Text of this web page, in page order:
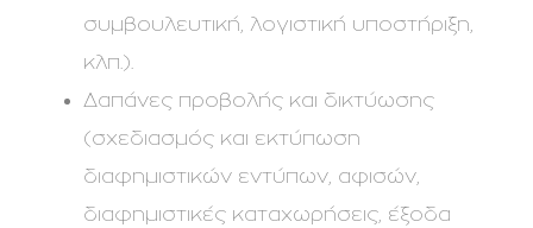
συμβουλευτική, λογιστική υποστήριξη,
κλπ.).
Δαπάνες προβολής και δικτύωσης
(σχεδιασμός και εκτύπωση
διαφημιστικών εντύπων, αφισών,
διαφημιστικές καταχωρήσεις, έξοδα